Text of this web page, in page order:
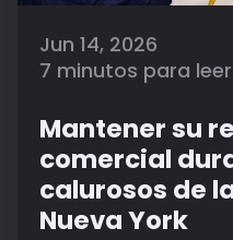
Jun 14, 2026
7 minutos para leer
Mantener su
comercial
calurosos de
Nueva York